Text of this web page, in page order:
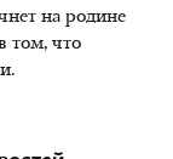
на родине
том, что